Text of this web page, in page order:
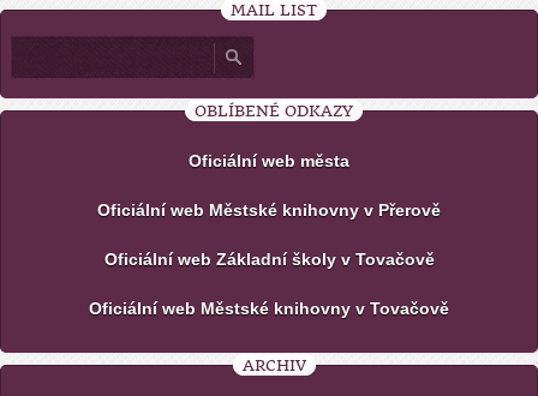
MAIL LIST
OBLÍBENÉ ODKAZY
Oficiální web města
Oficiální web Městské knihovny v Přerově
Oficiální web Základní školy v Tovačově
Oficiální web Městské knihovny v Tovačově
ARCHIV